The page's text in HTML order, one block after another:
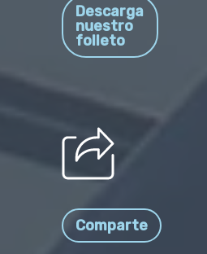
Descarga
nuestro
folleto
Comparte